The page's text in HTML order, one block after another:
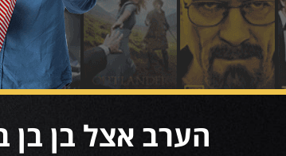
הערב אצל בן בן